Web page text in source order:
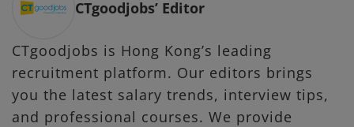
CTgoodjobs’ Editor
CTgoodjobs is Hong Kong’s leading
recruitment platform. Our editors brings
you the latest salary trends, interview tips,
and professional courses. We provide